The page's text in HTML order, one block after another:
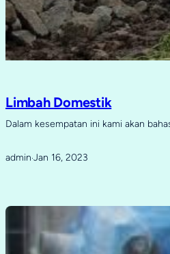
Limbah Domestik
Dalam kesempatan ini kami akan
admin·Jan 16, 2023